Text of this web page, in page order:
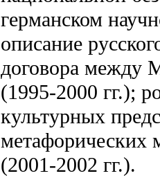
германском
описание
договора между
(1995-2000 гг.);
культурных
метафорических
(2001-2002 гг.).